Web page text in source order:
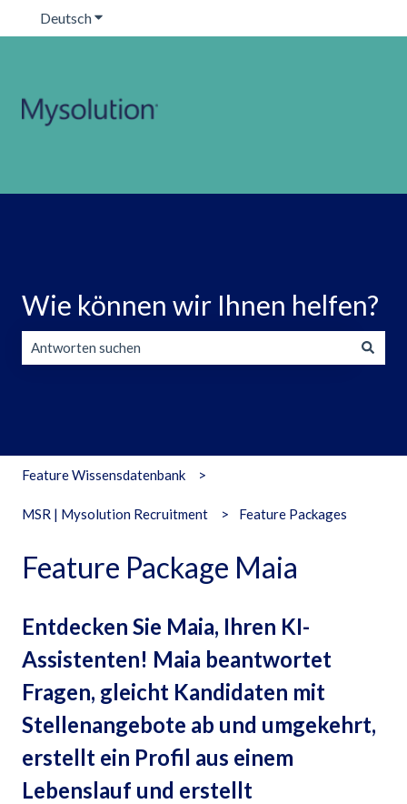
DeutschUntermenü für Übersetzungen anzeigen
Wie können wir Ihnen helfen?
Feature Wissensdatenbank
MSR | Mysolution Recruitment Feature Packages
Feature Package Maia
Entdecken Sie Maia, Ihren KI-
Assistenten! Maia beantwortet
Fragen, gleicht Kandidaten mit
Stellenangebote ab und umgekehrt,
erstellt ein Profil aus einem
Lebenslauf und erstellt